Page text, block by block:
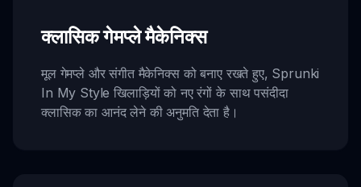
क्लासिक गेमप्ले मैकेनिक्स
मूल गेमप्ले और संगीत मैकेनिक्स को बनाए रखते हुए, Sprunki
In My Style खिलाड़ियों को नए रंगों के साथ पसंदीदा
क्लासिक का आनंद लेने की अनुमति देता है।